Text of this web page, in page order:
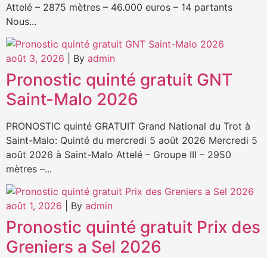
Attelé – 2875 mètres – 46.000 euros – 14 partants
Nous...
août 3, 2026 By admin
Pronostic quinté gratuit GNT
Saint-Malo 2026
PRONOSTIC quinté GRATUIT Grand National du Trot à
Saint-Malo: Quinté du mercredi 5 août 2026 Mercredi 5
août 2026 à Saint-Malo Attelé – Groupe III – 2950
mètres –...
août 1, 2026 By admin
Pronostic quinté gratuit Prix des
Greniers a Sel 2026